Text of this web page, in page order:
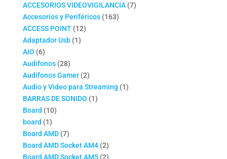
producto
ACCESORIOS VIDEOVIGILANCIA 77
Accesorios y Periféricos 163163
ACCESS POINT 1212
Adaptador Usb 11
AIO 66
productos
Audifonos 2828
productos
Audifonos Gamer 22
productos
Audio y Video para Streaming 11
BARRAS DE SONIDO 11
Board 1010
board 11
producto
Board AMD 77
productos
Board AMD Socket AM4 22
productos
Board AMD Socket AM5 22